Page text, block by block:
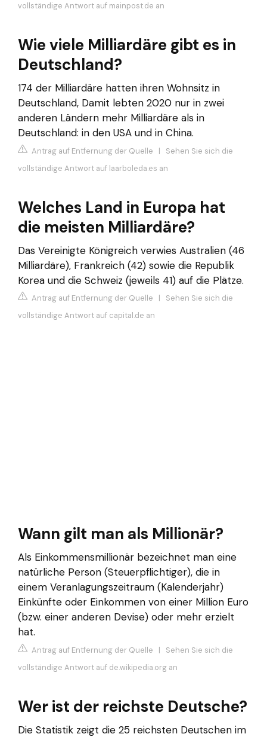
vollständige Antwort auf mainpost.de an
Wie viele Milliardäre gibt es in
Deutschland?
174 der Milliardäre hatten ihren Wohnsitz in
Deutschland, Damit lebten 2020 nur in zwei
anderen Ländern mehr Milliardäre als in
Deutschland: in den USA und in China.
Antrag auf Entfernung der Quelle | Sehen Sie sich die
vollständige Antwort auf laarboleda.es an
Welches Land in Europa hat
die meisten Milliardäre?
Das Vereinigte Königreich verwies Australien (46
Milliardäre), Frankreich (42) sowie die Republik
Korea und die Schweiz (jeweils 41) auf die Plätze.
Antrag auf Entfernung der Quelle | Sehen Sie sich die
vollständige Antwort auf capital.de an
Wann gilt man als Millionär?
Als Einkommensmillionär bezeichnet man eine
natürliche Person (Steuerpflichtiger), die in
einem Veranlagungszeitraum (Kalenderjahr)
Einkünfte oder Einkommen von einer Million Euro
(bzw. einer anderen Devise) oder mehr erzielt
hat.
Antrag auf Entfernung der Quelle | Sehen Sie sich die
vollständige Antwort auf de.wikipedia.org an
Wer ist der reichste Deutsche?
Die Statistik zeigt die 25 reichsten Deutschen im